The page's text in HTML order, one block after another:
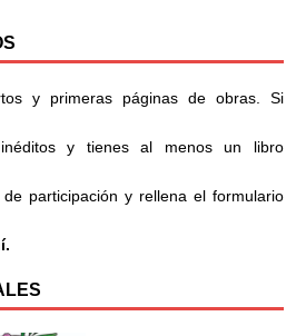
y primeras páginas de obras. Si
y tienes al menos un libro
participación y rellena el formulario